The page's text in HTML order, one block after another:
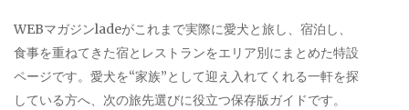
WEBマガジンladeがこれまで実際に愛犬と旅し、宿泊し、
食事を重ねてきた宿とレストランをエリア別にまとめた特設
ページです。愛犬を“家族”として迎え入れてくれる一軒を探
している方へ、次の旅先選びに役立つ保存版ガイドです。